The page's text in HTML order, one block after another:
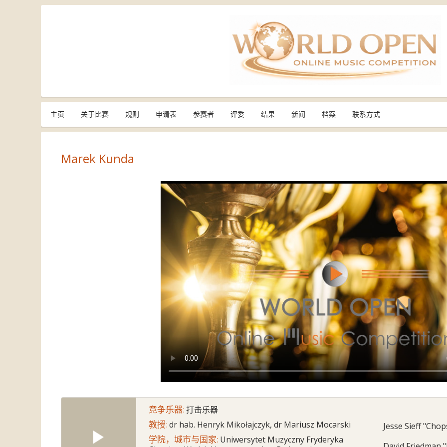
主页 关于比赛 规则 申请表 参赛者 评委 结果 新闻 档案 联系方式
Marek Kunda
竞争乐器:打击乐器
教授:dr hab. Henryk Mikołajczyk, dr Mariusz Mocarski
学院，城市与国家: Uniwersytet Muzyczny Fryderyka
Jesse Sieff